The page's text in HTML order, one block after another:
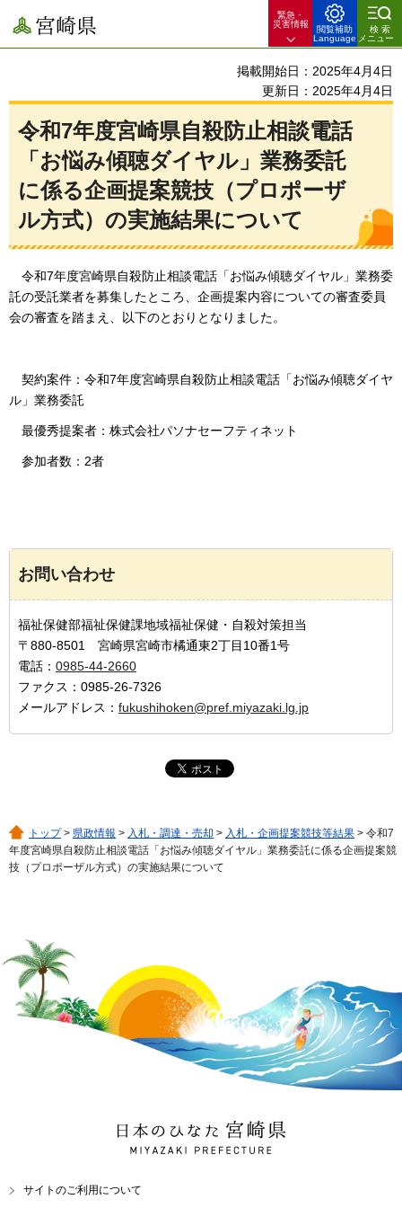
宮崎県
緊急・
災害情報
閲覧補助
Language
検索
メニュー
掲載開始日：2025年4月4日
更新日：2025年4月4日
令和7年度宮崎県自殺防止相談電話
「お悩み傾聴ダイヤル」業務委託
に係る企画提案競技（プロポーザ
ル方式）の実施結果について
令和7年度宮崎県自殺防止相談電話「お悩み傾聴ダイヤル」業務委
託の受託業者を募集したところ、 企画提案内容についての審査委員
会の審査を踏まえ、以下のとおりとなりました。
契約案件： 令和7年度宮崎県自殺防止相談電話「お悩み傾聴ダイヤ
ル」業務委託
最優秀提案者： 株式会社パソナセーフティネット
参加者数：2者
お問い合わせ
福祉保健部福祉保健課地域福祉保健・自殺対策担当
〒880-8501 宮崎県宮崎市橘通東2丁目10番1号
電話： 0985-44-2660
ファクス：0985-26-7326
メールアドレス： fukushihoken@pref.miyazaki.lg.jp
トップ> 県政情報 > 入札・調達・売却 > 入札・企画提案競技等結果 > 令和7
年度宮崎県自殺防止相談電話「お悩み傾聴ダイヤル」業務委託に係る企画提案競
技（プロポーザル方式）の実施結果について
日本のひなた 宮崎県
MIYAZAKI PREFECTURE
サイトのご利用について